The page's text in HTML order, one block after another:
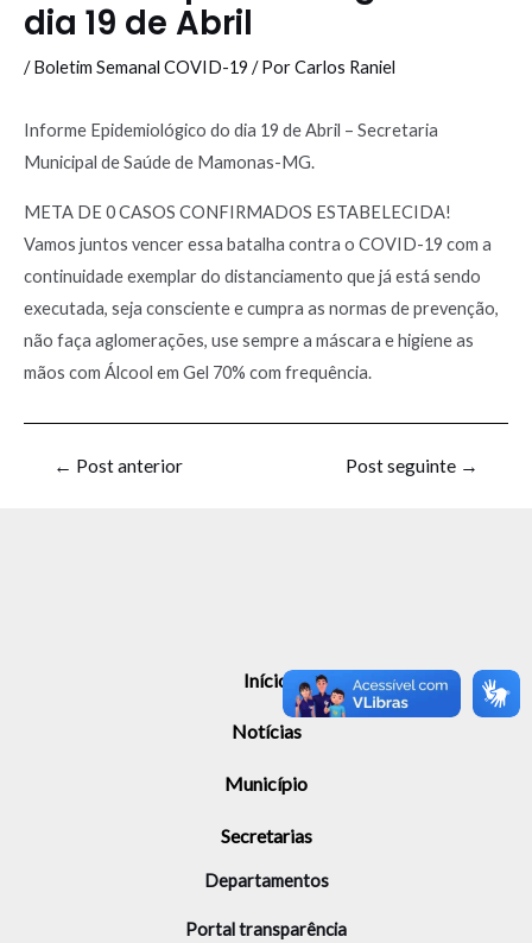
dia 19 de Abril
/Boletim Semanal COVID-19 / PorCarlos Raniel
Informe Epidemiológico do dia 19 de Abril – Secretaria
Municipal de Saúde de Mamonas-MG.
META DE 0 CASOS CONFIRMADOS ESTABELECIDA!
Vamos juntos vencer essa batalha contra o COVID-19 com a
continuidade exemplar do distanciamento que já está sendo
executada, seja consciente e cumpra as normas de prevenção,
não faça aglomerações, use sempre a máscara e higiene as
mãos com Álcool em Gel 70% com frequência.
← Post anterior Post seguinte →
Início
Notícias
Município
Secretarias
Departamentos
Portal transparência